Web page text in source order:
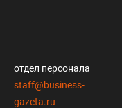
отдел персонала
staff@business-
gazeta.ru